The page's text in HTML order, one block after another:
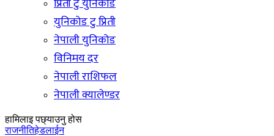
प्रिती टु युनिकोड
युनिकोड टु प्रिती
नेपाली युनिकोड
विनिमय दर
नेपाली राशिफल
नेपाली क्यालेण्डर
हामिलाइ पछ्याउनु होस
राजनीतिहेडलाईन